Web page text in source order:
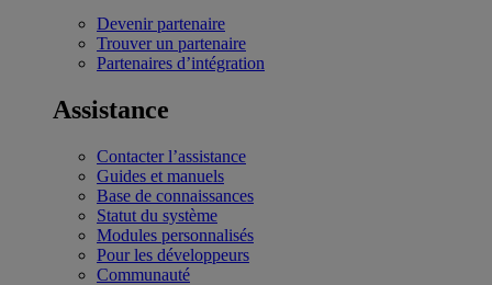
Devenir partenaire
Trouver un partenaire
Partenaires d’intégration
Assistance
Contacter l’assistance
Guides et manuels
Base de connaissances
Statut du système
Modules personnalisés
Pour les développeurs
Communauté